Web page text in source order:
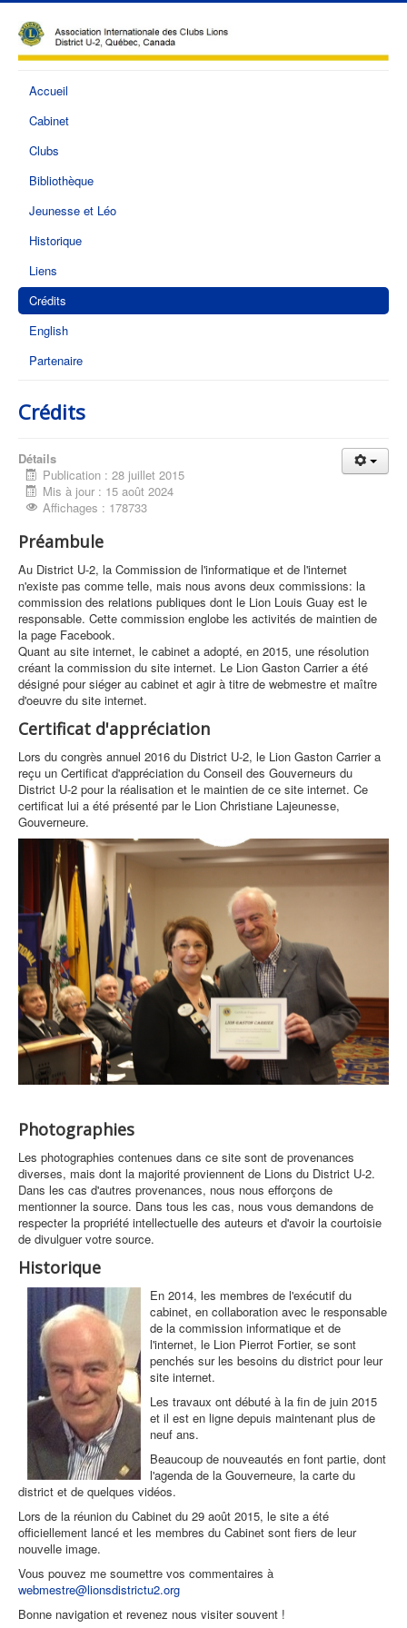
Accueil
Cabinet
Clubs
Bibliothèque
Jeunesse et Léo
Historique
Liens
Crédits
English
Partenaire
Crédits
Détails
Publication : 28 juillet 2015
Mis à jour : 15 août 2024
Affichages : 178733
Préambule
Au District U-2, la Commission de l'informatique et de l'internet
n'existe pas comme telle, mais nous avons deux commissions: la
commission des relations publiques dont le Lion Louis Guay est le
responsable. Cette commission englobe les activités de maintien de
la page Facebook.
Quant au site internet, le cabinet a adopté, en 2015, une résolution
créant la commission du site internet. Le Lion Gaston Carrier a été
désigné pour siéger au cabinet et agir à titre de webmestre et maître
d'oeuvre du site internet.
Certificat d'appréciation
Lors du congrès annuel 2016 du District U-2, le Lion Gaston Carrier a
reçu un Certificat d'appréciation du Conseil des Gouverneurs du
District U-2 pour la réalisation et le maintien de ce site internet. Ce
certificat lui a été présenté par le Lion Christiane Lajeunesse,
Gouverneure.
Photographies
Les photographies contenues dans ce site sont de provenances
diverses, mais dont la majorité proviennent de Lions du District U-2.
Dans les cas d'autres provenances, nous nous efforçons de
mentionner la source. Dans tous les cas, nous vous demandons de
respecter la propriété intellectuelle des auteurs et d'avoir la courtoisie
de divulguer votre source.
Historique
En 2014, les membres de l'exécutif du
cabinet, en collaboration avec le responsable
de la commission informatique et de
l'internet, le Lion Pierrot Fortier, se sont
penchés sur les besoins du district pour leur
site internet.
Les travaux ont débuté à la fin de juin 2015
et il est en ligne depuis maintenant plus de
neuf ans.
Beaucoup de nouveautés en font partie, dont
l'agenda de la Gouverneure, la carte du
district et de quelques vidéos.
Lors de la réunion du Cabinet du 29 août 2015, le site a été
officiellement lancé et les membres du Cabinet sont fiers de leur
nouvelle image.
Vous pouvez me soumettre vos commentaires à
webmestre@lionsdistrictu2.org
Bonne navigation et revenez nous visiter souvent !